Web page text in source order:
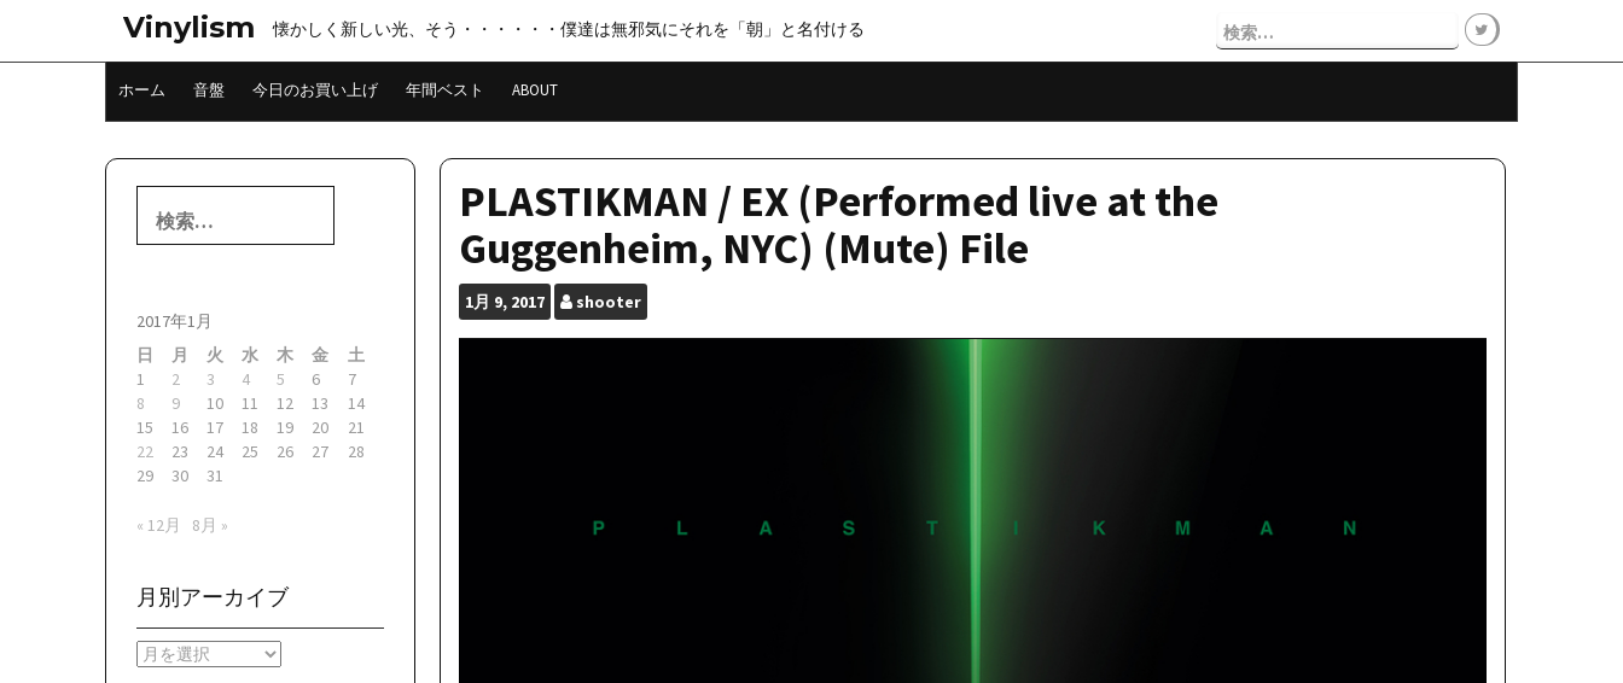
テ
Vinylism 懐かしく新しい光、そう・・・・・・僕達は無邪気にそれを「朝」と名付ける
検
索:
ホーム 音盤 今日のお買い上げ 年間ベスト ABOUT
PLASTIKMAN / EX (Performed live at the
Guggenheim, NYC) (Mute) File
1月 9, 2017 shooter
索:
2017年1月
日
月 火 水 木 金
土
1
2 3 4 5 6
7
8
9 10 11 12 13
14
15
16 17 18 19 20
21
22
23 24 25 26 27
28
29
30 31
« 12月 8月 »
月別アーカイブ
月